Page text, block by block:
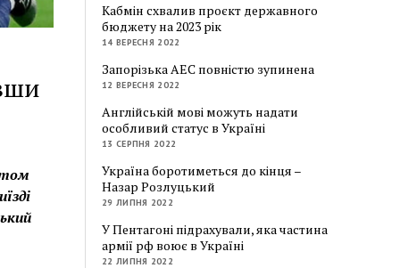
Кабмін схвалив проєкт державного
бюджету на 2023 рік
14 ВЕРЕСНЯ 2022
Запорізька АЕС повністю зупинена
12 ВЕРЕСНЯ 2022
Англійській мові можуть надати
особливий статус в Україні
13 СЕРПНЯ 2022
Україна боротиметься до кінця –
Назар Розлуцький
29 ЛИПНЯ 2022
У Пентагоні підрахували, яка частина
армії рф воює в Україні
22 ЛИПНЯ 2022